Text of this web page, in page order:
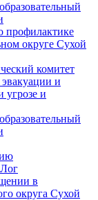
профилактике
округе Сухой
комитет
и
угрозе и
в
округа Сухой